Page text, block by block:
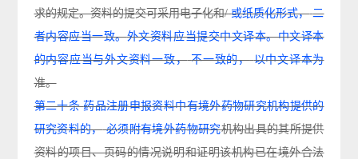
求的规定。资料的提交可采用电子化和/ 或纸质化形式， 二
者内容应当一致。外文资料应当提交中文译本。中文译本
的内容应当与外文资料一致， 不一致的， 以中文译本为
准。
第二十条 药品注册申报资料中有境外药物研究机构提供的
研究资料的， 必须附有境外药物研究机构出具的其所提供
资料的项目、页码的情况说明和证明该机构已在境外合法